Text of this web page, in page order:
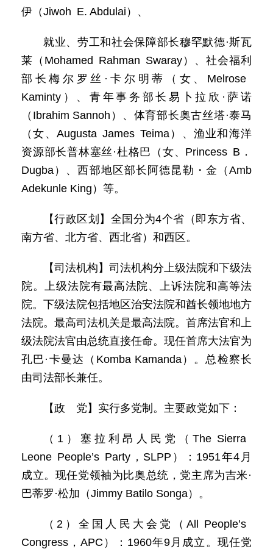
伊（Jiwoh E. Abdulai）、
就业、劳工和社会保障部长穆罕默德·斯瓦
莱（Mohamed Rahman Swaray）、社会福利
部长梅尔罗丝·卡尔明蒂（女、Melrose
Kaminty）、青年事务部长易卜拉欣·萨诺
（Ibrahim Sannoh）、体育部长奥古丝塔·泰马
（女、Augusta James Teima）、渔业和海洋
资源部长普林塞丝·杜格巴（女、Princess B．
Dugba）、西部地区部长阿德昆勒・金（Amb
Adekunle King）等。
【行政区划】全国分为4个省（即东方省、
南方省、北方省、西北省）和西区。
【司法机构】司法机构分上级法院和下级法
院。上级法院有最高法院、上诉法院和高等法
院。下级法院包括地区治安法院和酋长领地地方
法院。最高司法机关是最高法院。首席法官和上
级法院法官由总统直接任命。现任首席大法官为
孔巴·卡曼达（Komba Kamanda）。总检察长
由司法部长兼任。
【政 党】实行多党制。主要政党如下：
（1）塞拉利昂人民党（The Sierra
Leone People’s Party，SLPP）：1951年4月
成立。现任党领袖为比奥总统，党主席为吉米·
巴蒂罗·松加（Jimmy Batilo Songa）。
（2）全国人民大会党（All People’s
Congress，APC）：1960年9月成立。现任党